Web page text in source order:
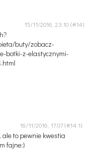
15/11/2016, 23:10
buty/zobacz-
botki-z-elastycznymi-
16/11/2016, 17:07
ale to pewnie kwestia
fajne:)